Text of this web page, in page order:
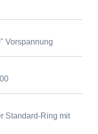
Vorspannung
Standard-Ring mit